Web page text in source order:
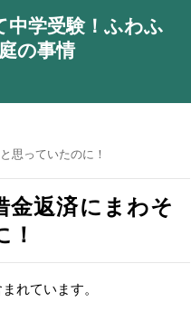
中学受験！ふわふ
の事情
思っていたのに！
金返済にまわそ
れています。